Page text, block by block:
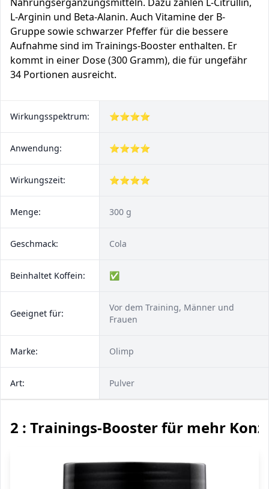
L-Arginin und Beta-Alanin. Auch Vitamine der B-
Gruppe sowie schwarzer Pfeffer für die bessere
Aufnahme sind im Trainings-Booster enthalten. Er
kommt in einer Dose (300 Gramm), die für ungefähr
34 Portionen ausreicht.
Wirkungsspektrum: ⭐⭐⭐⭐
Anwendung: ⭐⭐⭐⭐
Wirkungszeit: ⭐⭐⭐⭐
Menge: 300 g
Geschmack: Cola
Beinhaltet Koffein: ✅
Geeignet für:
Vor dem Training, Männer und
Frauen
Marke: Olimp
Art: Pulver
2 : Trainings-Booster für mehr